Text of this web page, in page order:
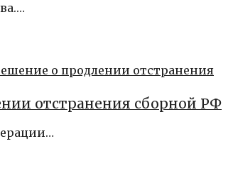
отстранения сборной РФ